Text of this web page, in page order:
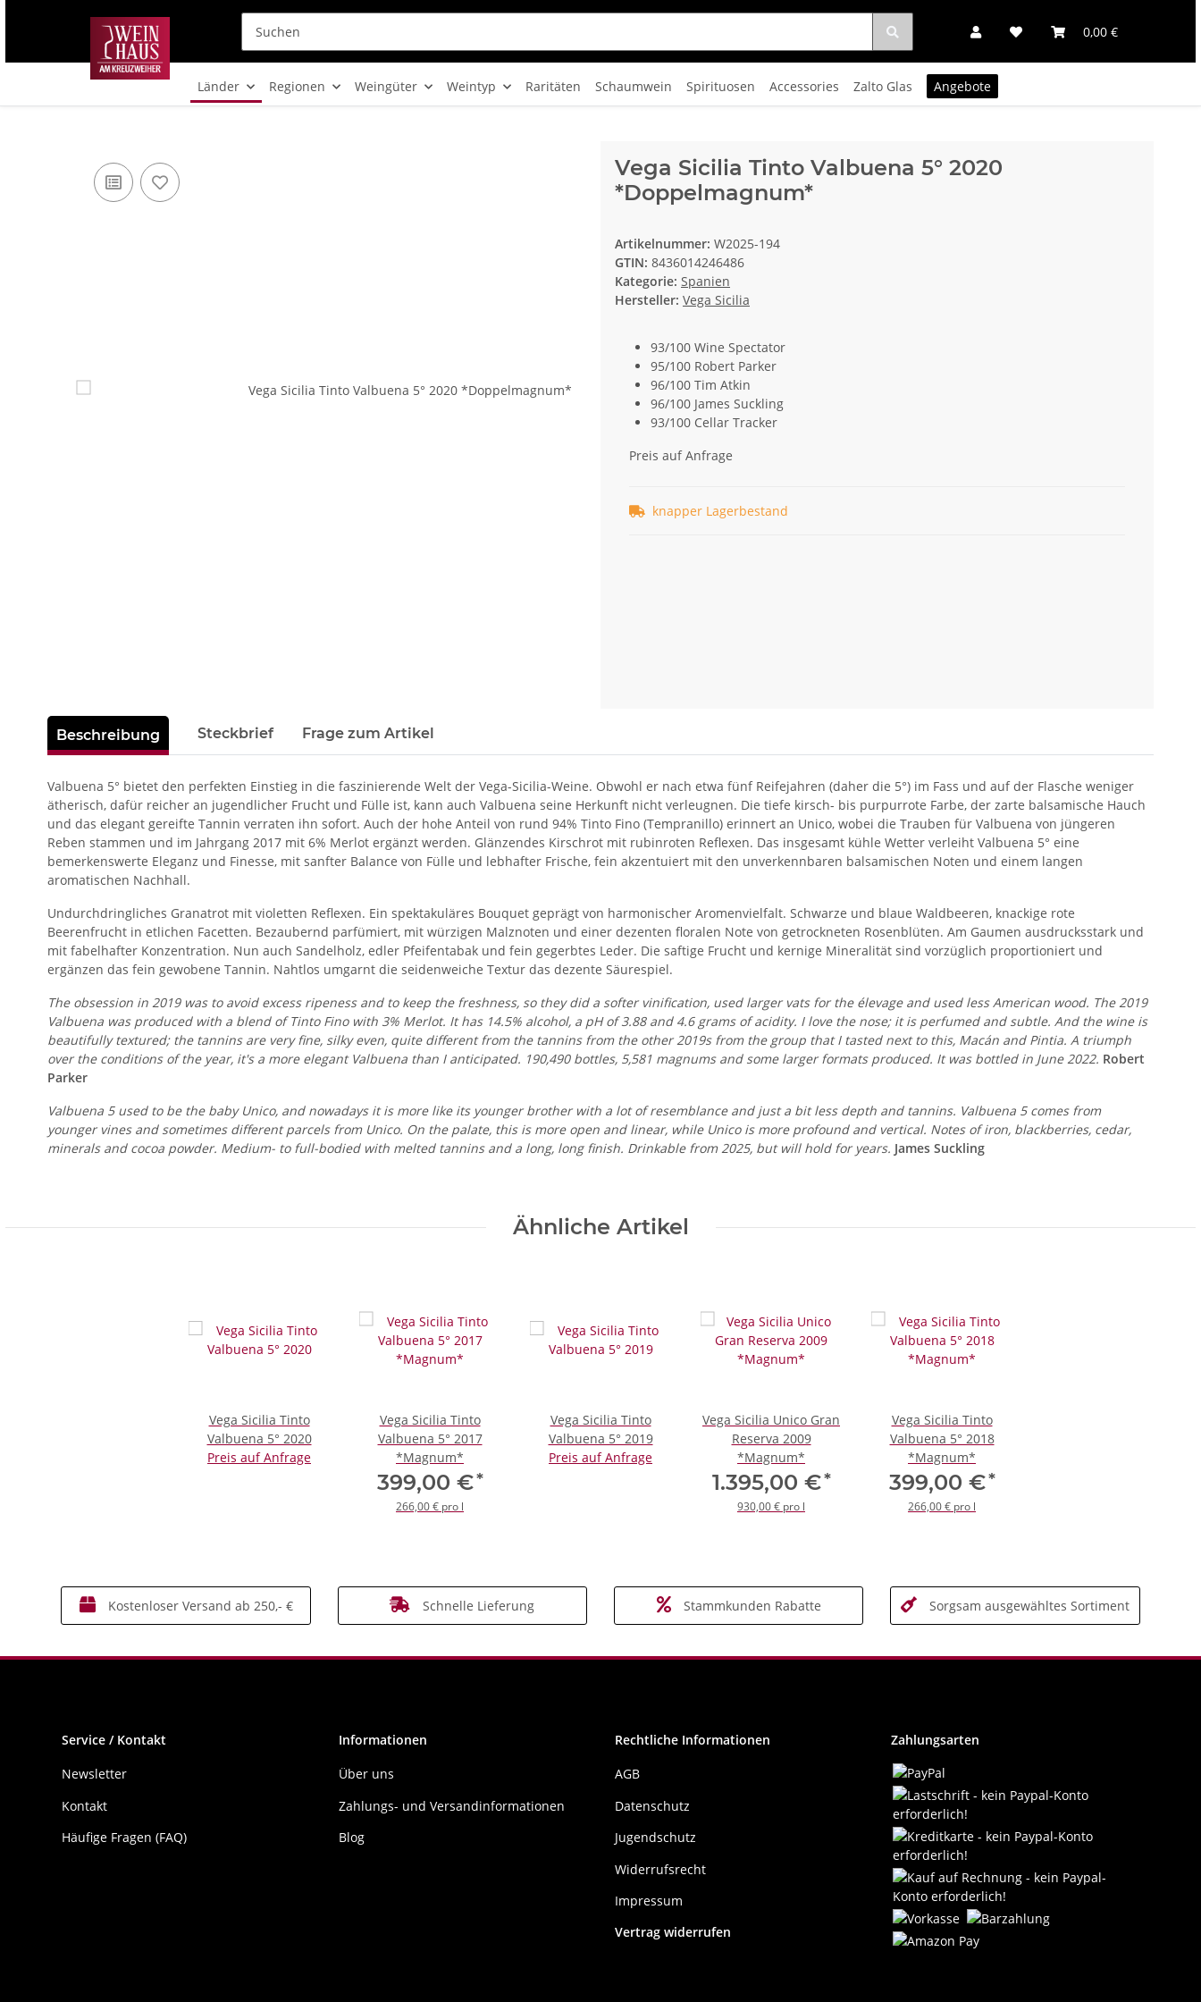
0,00 €
Länder Regionen Weingüter Weintyp Raritäten Schaumwein Spirituosen Accessories Zalto Glas Angebote
Vega Sicilia Tinto Valbuena 5° 2020
*Doppelmagnum*
Artikelnummer: W2025-194
GTIN: 8436014246486
Kategorie: Spanien
Hersteller: Vega Sicilia
93/100 Wine Spectator
95/100 Robert Parker
96/100 Tim Atkin
96/100 James Suckling
93/100 Cellar Tracker
Preis auf Anfrage
knapper Lagerbestand
weitere Registerkarten anzeigen
Beschreibung Steckbrief Frage zum Artikel
Valbuena 5° bietet den perfekten Einstieg in die faszinierende Welt der Vega-Sicilia-Weine. Obwohl er nach etwa fünf Reifejahren (daher die 5°) im Fass und auf der Flasche weniger
ätherisch, dafür reicher an jugendlicher Frucht und Fülle ist, kann auch Valbuena seine Herkunft nicht verleugnen. Die tiefe kirsch- bis purpurrote Farbe, der zarte balsamische Hauch
und das elegant gereifte Tannin verraten ihn sofort. Auch der hohe Anteil von rund 94% Tinto Fino (Tempranillo) erinnert an Unico, wobei die Trauben für Valbuena von jüngeren
Reben stammen und im Jahrgang 2017 mit 6% Merlot ergänzt werden. Glänzendes Kirschrot mit rubinroten Reflexen. Das insgesamt kühle Wetter verleiht Valbuena 5° eine
bemerkenswerte Eleganz und Finesse, mit sanfter Balance von Fülle und lebhafter Frische, fein akzentuiert mit den unverkennbaren balsamischen Noten und einem langen
aromatischen Nachhall.
Undurchdringliches Granatrot mit violetten Reflexen. Ein spektakuläres Bouquet geprägt von harmonischer Aromenvielfalt. Schwarze und blaue Waldbeeren, knackige rote
Beerenfrucht in etlichen Facetten. Bezaubernd parfümiert, mit würzigen Malznoten und einer dezenten floralen Note von getrockneten Rosenblüten. Am Gaumen ausdrucksstark und
mit fabelhafter Konzentration. Nun auch Sandelholz, edler Pfeifentabak und fein gegerbtes Leder. Die saftige Frucht und kernige Mineralität sind vorzüglich proportioniert und
ergänzen das fein gewobene Tannin. Nahtlos umgarnt die seidenweiche Textur das dezente Säurespiel.
The obsession in 2019 was to avoid excess ripeness and to keep the freshness, so they did a softer vinification, used larger vats for the élevage and used less American wood. The 2019
Valbuena was produced with a blend of Tinto Fino with 3% Merlot. It has 14.5% alcohol, a pH of 3.88 and 4.6 grams of acidity. I love the nose; it is perfumed and subtle. And the wine is
beautifully textured; the tannins are very fine, silky even, quite different from the tannins from the other 2019s from the group that I tasted next to this, Macán and Pintia. A triumph
over the conditions of the year, it's a more elegant Valbuena than I anticipated. 190,490 bottles, 5,581 magnums and some larger formats produced. It was bottled in June 2022. Robert
Parker
Valbuena 5 used to be the baby Unico, and nowadays it is more like its younger brother with a lot of resemblance and just a bit less depth and tannins. Valbuena 5 comes from
younger vines and sometimes different parcels from Unico. On the palate, this is more open and linear, while Unico is more profound and vertical. Notes of iron, blackberries, cedar,
minerals and cocoa powder. Medium- to full-bodied with melted tannins and a long, long finish. Drinkable from 2025, but will hold for years. James Suckling
Ähnliche Artikel
Vega Sicilia Tinto
Valbuena 5° 2020
Preis auf Anfrage
Vega Sicilia Tinto
Valbuena 5° 2017
*Magnum*
399,00 €*
266,00 € pro l
Vega Sicilia Tinto
Valbuena 5° 2019
Preis auf Anfrage
Vega Sicilia Unico Gran
Reserva 2009
*Magnum*
1.395,00 €*
930,00 € pro l
Vega Sicilia Tinto
Valbuena 5° 2018
*Magnum*
399,00 €*
266,00 € pro l
Kostenloser Versand ab 250,- € Schnelle Lieferung Stammkunden Rabatte Sorgsam ausgewähltes Sortiment
Service / Kontakt
Newsletter
Kontakt
Häufige Fragen (FAQ)
Informationen
Über uns
Zahlungs- und Versandinformationen
Blog
Rechtliche Informationen
AGB
Datenschutz
Jugendschutz
Widerrufsrecht
Impressum
Vertrag widerrufen
Zahlungsarten